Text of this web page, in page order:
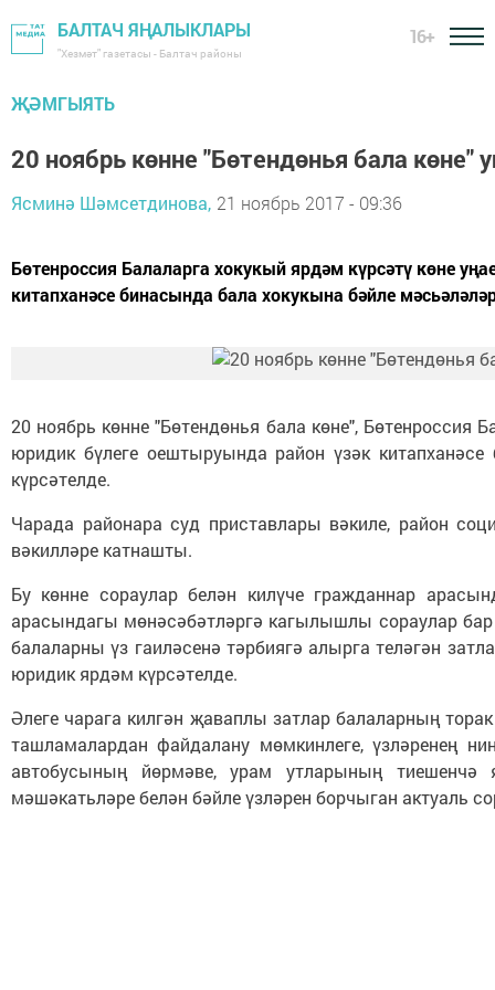
БАЛТАЧ ЯҢАЛЫКЛАРЫ
"Хезмәт" газетасы - Балтач районы
16+
ҖӘМГЫЯТЬ
20 ноябрь көнне "Бөтендөнья бала
Ясминә Шәмсетдинова, 21 ноябрь 2017 - 09:36
Бөтенроссия Балаларга хокукый ярдәм күрсәтү көне
китапханәсе бинасында бала хокукына бәйле
20 ноябрь көнне "Бөтендөнья бала көне",
юридик бүлеге оештыруында район үзәк
күрсәтелде.
Чарада районара суд приставлары вәкиле, район
вәкилләре катнашты.
Бу көнне сораулар белән килүче гражданнар
арасындагы мөнәсәбәтләргә кагылышлы сораулар
балаларны үз гаиләсенә тәрбиягә алырга теләгән
юридик ярдәм күрсәтелде.
Әлеге чарага килгән җаваплы затлар балаларның
ташламалардан файдалану мөмкинлеге, үзләренең
автобусының йөрмәве, урам утларының
мәшәкатьләре белән бәйле үзләрен борчыган актуаль